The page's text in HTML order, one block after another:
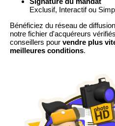
Exclusif, Interactif ou
Bénéficiez du réseau de
notre fichier d'acquéreurs
conseillers pour vendre plus
meilleures conditions.